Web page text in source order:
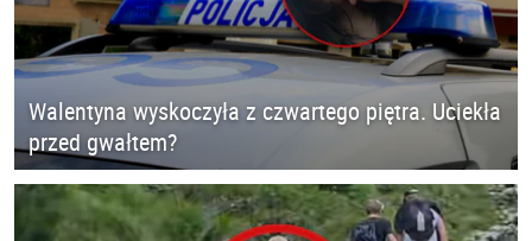
Walentyna wyskoczyła z czwartego piętra. Uciekła
przed gwałtem?